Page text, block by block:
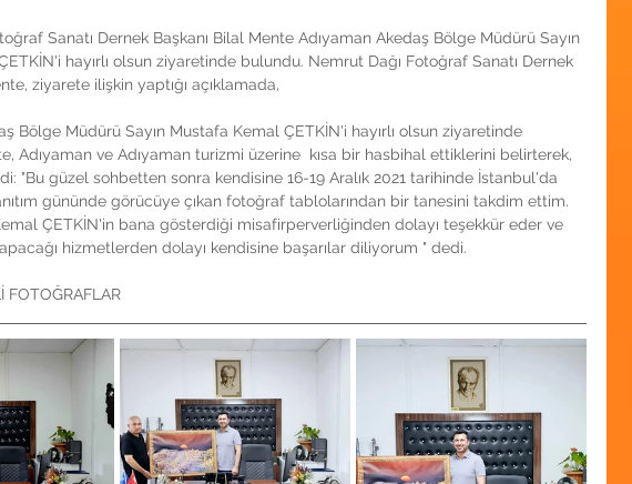
Sanatı Dernek Başkanı Bilal Mente Adıyaman Akedaş Bölge Müdürü Sayın
hayırlı olsun ziyaretinde bulundu. Nemrut Dağı Fotoğraf Sanatı Dernek
ziyarete ilişkin yaptığı açıklamada,
Bölge Müdürü Sayın Mustafa Kemal ÇETKİN'i hayırlı olsun ziyaretinde
Adıyaman ve Adıyaman turizmi üzerine  kısa bir hasbihal ettiklerini belirterek,
"Bu güzel sohbetten sonra kendisine 16-19 Aralık 2021 tarihinde İstanbul'da
gününde görücüye çıkan fotoğraf tablolarından bir tanesini takdim ettim.
ÇETKİN'in bana gösterdiği misafirperverliğinden dolayı teşekkür eder ve
hizmetlerden dolayı kendisine başarılar diliyorum " dedi.
FOTOĞRAFLAR